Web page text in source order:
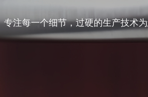
专注每一个细节，过硬的生产技